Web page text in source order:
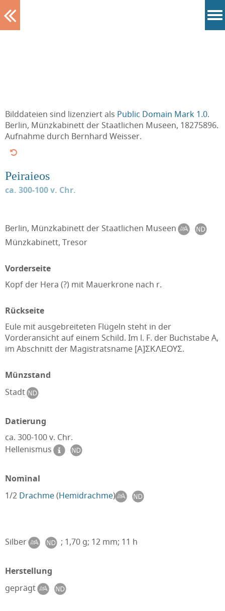
Bilddateien sind lizenziert als Public Domain Mark 1.0.
Berlin, Münzkabinett der Staatlichen Museen, 18275896.
Aufnahme durch Bernhard Weisser.
Peiraieos
ca. 300-100 v. Chr.
Berlin, Münzkabinett der Staatlichen Museen
Münzkabinett, Tresor
Vorderseite
Kopf der Hera (?) mit Mauerkrone nach r.
Rückseite
Eule mit ausgebreiteten Flügeln steht in der
Vorderansicht auf einem Schild. Im l. F. der Buchstabe A,
im Abschnitt der Magistratsname [Α]ΣΚΛΕΟYΣ.
Münzstand
Stadt
Datierung
ca. 300-100 v. Chr.
Hellenismus
Nominal
1/2 Drachme(Hemidrachme)
Silber ; 1,70 g; 12 mm; 11 h
Herstellung
geprägt